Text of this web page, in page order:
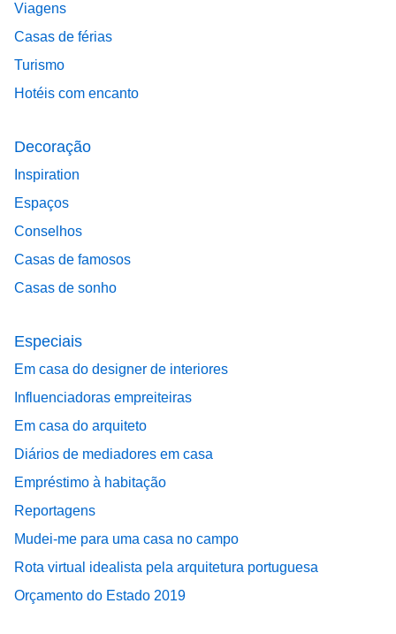
Viagens
Casas de férias
Turismo
Hotéis com encanto
Decoração
Inspiration
Espaços
Conselhos
Casas de famosos
Casas de sonho
Especiais
Em casa do designer de interiores
Influenciadoras empreiteiras
Em casa do arquiteto
Diários de mediadores em casa
Empréstimo à habitação
Reportagens
Mudei-me para uma casa no campo
Rota virtual idealista pela arquitetura portuguesa
Orçamento do Estado 2019